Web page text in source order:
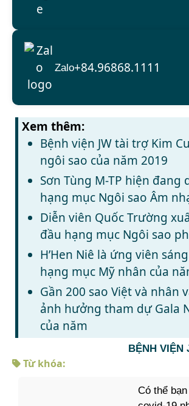
Zalo+84.96868.1111
Xem thêm:
Bệnh viện JW tài trợ Kim
ngôi sao của năm 2019
Sơn Tùng M-TP hiện đang
hạng mục Ngôi sao Âm
Diễn viên Quốc Trường
đầu hạng mục Ngôi sao
H’Hen Niê là ứng viên
hạng mục Mỹ nhân của
Gần 200 sao Việt và nhân
ảnh hưởng tham dự Gala
của năm
BỆNH VIỆN
Từ khóa:
Có thể